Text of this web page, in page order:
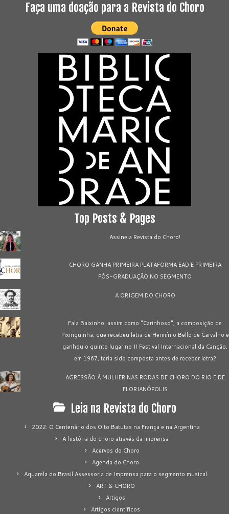
Faça uma doação para a Revista do Choro
Top Posts & Pages
Assine a Revista do Choro!
CHORO GANHA PRIMEIRA PLATAFORMA EAD E PRIMEIRA
PÓS-GRADUAÇÃO NO SEGMENTO
A ORIGEM DO CHORO
Fala Baixinho: assim como "Carinhoso", a composição de
Pixinguinha, que recebeu letra de Hermínio Bello de Carvalho e
ganhou o quinto lugar no II Festival Internacional da Canção,
em 1967, teria sido composta antes de receber letra?
AGRESSÃO À MULHER NAS RODAS DE CHORO DO RIO E DE
FLORIANÓPOLIS
Leia na Revista do Choro
2022: O Centenário dos Oito Batutas na França e na Argentina
A história do choro através da imprensa
Acervos do Choro
Agenda do Choro
Aquarela do Brasil Assessoria de Imprensa para o segmento musical
ART & CHORO
Artigos
Artigos científicos